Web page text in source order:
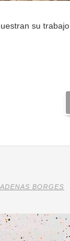
su trabajo
BORGES